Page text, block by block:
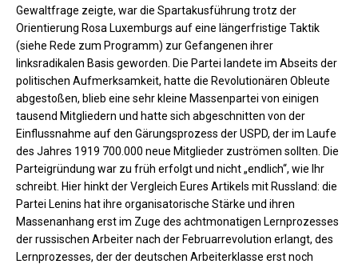
Gewaltfrage zeigte, war die Spartakusführung trotz der
Orientierung Rosa Luxemburgs auf eine längerfristige Taktik
(siehe Rede zum Programm) zur Gefangenen ihrer
linksradikalen Basis geworden. Die Partei landete im Abseits der
politischen Aufmerksamkeit, hatte die Revolutionären Obleute
abgestoßen, blieb eine sehr kleine Massenpartei von einigen
tausend Mitgliedern und hatte sich abgeschnitten von der
Einflussnahme auf den Gärungsprozess der USPD, der im Laufe
des Jahres 1919 700.000 neue Mitglieder zuströmen sollten. Die
Parteigründung war zu früh erfolgt und nicht „endlich“, wie Ihr
schreibt. Hier hinkt der Vergleich Eures Artikels mit Russland: die
Partei Lenins hat ihre organisatorische Stärke und ihren
Massenanhang erst im Zuge des achtmonatigen Lernprozesses
der russischen Arbeiter nach der Februarrevolution erlangt, des
Lernprozesses, der der deutschen Arbeiterklasse erst noch